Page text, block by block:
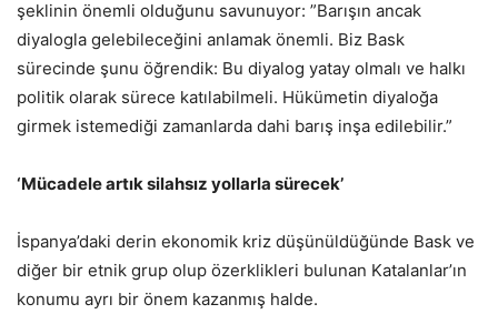
şeklinin önemli olduğunu savunuyor: ”Barışın ancak
diyalogla gelebileceğini anlamak önemli. Biz Bask
sürecinde şunu öğrendik: Bu diyalog yatay olmalı ve halkı
politik olarak sürece katılabilmeli. Hükümetin diyaloğa
girmek istemediği zamanlarda dahi barış inşa edilebilir.”
‘Mücadele artık silahsız yollarla sürecek’
İspanya’daki derin ekonomik kriz düşünüldüğünde Bask ve
diğer bir etnik grup olup özerklikleri bulunan Katalanlar’ın
konumu ayrı bir önem kazanmış halde.